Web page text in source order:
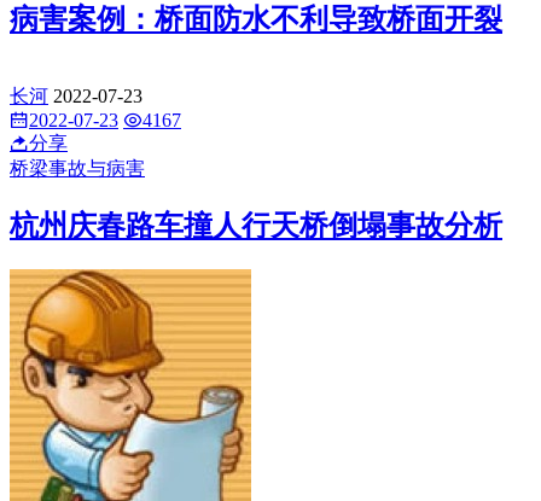
病害案例：桥面防水不利导致桥面开裂
长河 2022-07-23
2022-07-23
4167
分享
桥梁事故与病害
杭州庆春路车撞人行天桥倒塌事故分析